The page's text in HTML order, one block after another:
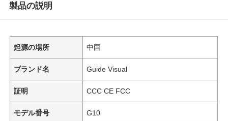
製品の説明
起源の場所 中国
ブランド名 Guide Visual
証明 CCC CE FCC
モデル番号 G10